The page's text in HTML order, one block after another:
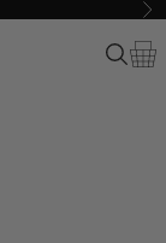
Vor
Suche